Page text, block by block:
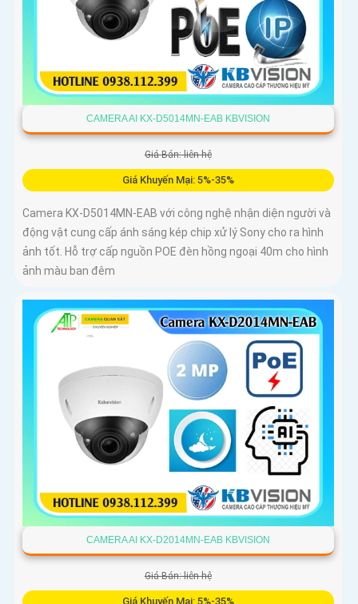
CAMERA AI KX-D5014MN-EAB KBVISION
Giá Bán: liên hệ
Giá Khuyến Mại: 5%-35%
Camera KX-D5014MN-EAB với công nghệ nhận diện người và
động vật cung cấp ánh sáng kép chip xử lý Sony cho ra hình
ảnh tốt. Hỗ trợ cấp nguồn POE đèn hồng ngoại 40m cho hình
ảnh màu ban đêm
CAMERA AI KX-D2014MN-EAB KBVISION
Giá Bán: liên hệ
Giá Khuyến Mại: 5%-35%